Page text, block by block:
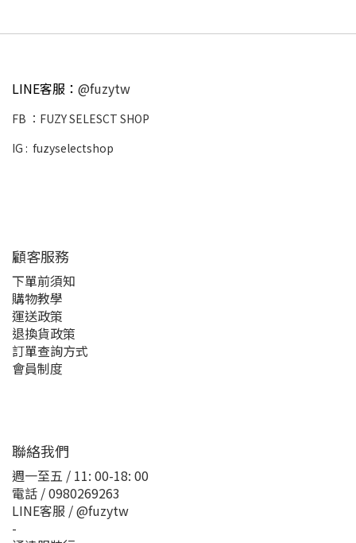
LINE客服： @fuzytw
FB ： FUZY SELESCT SHOP
IG : fuzyselectshop
顧客服務
下單前須知
購物教學
運送政策
退換貨政策
訂單查詢方式
會員制度
聯絡我們
週一至五 / 11: 00-18: 00
電話 / 0980269263
LINE客服 / @fuzytw
-